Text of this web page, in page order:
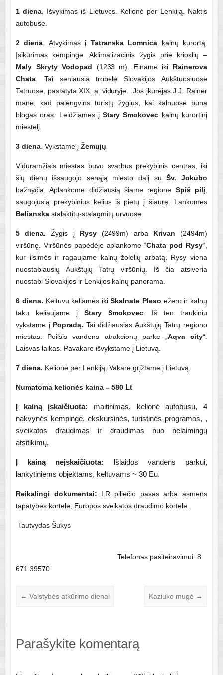
1 diena . Išvykimas iš Lietuvos. Kelionė per Lenkiją. Naktis
autobuse.
2 diena . Atvykimas į Tatranska Lomnica kalnų kurortą.
Įsikūrimas kempinge. Aklimatizacinis žygis prie krioklių –
Maly Skryty Vodopad (1233 m). Einame iki Rainerova
Chata. Tai seniausia trobelė Slovakijos Aukštuosiuose
Tatruose, pastatyta XIX. a. viduryje. Jos įkūrėjas J.J. Rainer
manė, kad palengvins turistų žygius, kai kalnuose būna
blogas oras. Leidžiamės įStary Smokovec kalnų kurortinį
miestelį.
3 diena. Vykstame į Žemųjų
Viduramžiais miestas buvo svarbus prekybinis centras, iki
šių dienų išsaugojo senąją miesto dalį suŠv. Jokūbo
bažnyčia. Aplankome didžiausią šiame regione Spiš pilį
saugojusią prekybinius kelius iš pietų į šiaurę. Lankomės
Belianska stalaktitų-stalagmitų urvuose.
5 diena. Žygis į Rysy (2499m) arba Krivan(2494m)
viršūnę. Viršūnės papėdėje aplankome “Chata pod Rysy“,
kur ilsimės ir ragaujame kalnų žolelių arbatą. Rysy viena
nuostabiausių Aukštųjų Tatrų viršūnių. Iš čia atsiveria
nuostabi Slovakijos ir Lenkijos kalnų panorama.
6 diena. Keltuvu keliamės iki Skalnate Pleso ežero ir kalnų
taku keliaujame į Stary Smokovec . Iš ten traukiniu
vykstame į Popradą. Tai didžiausias Aukštųjų Tatrų regiono
miestas. Poilsis vandens atrakcionų parke „ Aqva city“.
Laisvas laikas. Pavakare išvykstame į Lietuvą.
7 diena. Kelionė per Lenkiją. Vakare grįžtame į Lietuvą.
Numatoma kelionės kaina – 580Lt
Į kainą įskaičiuota: maitinimas, kelionė autobusu, 4
nakvynės kempinge, ekskursinės, turistinės programos, ,
sveikatos draudimas ir draudimas nuo nelaimingų
atsitikimų.
Į kainą neįskaičiuota: I šlaidos vandens parkui,
lankytiniems objektams, keltuvams ~ 30 Eu.
Reikalingi dokumentai: LR piliečio pasas arba asmens
tapatybės kortelė, Europos sveikatos draudimo kortelė .
Tautvydas Šukys
Telefonas pasiteiravimui: 8
671 39570
← Valstybės atkūrimo dienai Kaziuko mugė →
Parašykite komentarą